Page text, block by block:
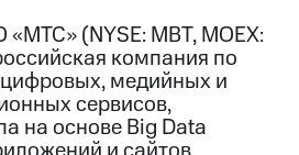
(NYSE: MBT, MOEX:
компания по
медийных и
сервисов,
на основе Big Data